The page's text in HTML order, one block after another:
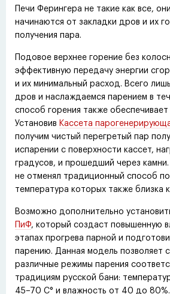
Печи Ферингера не такие как все,
начинаются от закладки дров и их
получения пара.
Подовое верхнее горение без
эффективную передачу энергии
и их минимальный расход. Всего
дров и наслаждаемся парением в
способ горения также обеспечивает
Установив Кассета
получим чистый перегретый пар
испарении с поверхности кассет,
градусов, и прошедший через
не отменял традиционный способ
температура которых также близка
Возможно дополнительно
ПиФ, который создаст повышенную
этапах прогрева парной и
парению. Данная модель позволяет
различные режимы парения
традициям русской бани:
45−70 С° и влажность от 40 до 80%.